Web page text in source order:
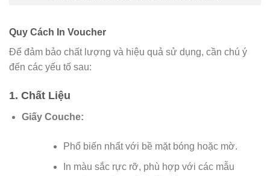
Quy Cách In Voucher
Để đảm bảo chất lượng và hiệu quả sử dụng, cần chú ý
đến các yếu tố sau:
1. Chất Liệu
Giấy Couche:
Phổ biến nhất với bề mặt bóng hoặc mờ.
In màu sắc rực rỡ, phù hợp với các mẫu